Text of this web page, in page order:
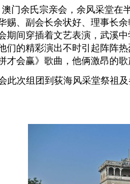
澳门余氏宗亲会，余风采堂在
赐、副会长余状好、理事长
期间穿插着文艺表演，武溪
们的精彩演出不时引起阵阵
才会赢》歌曲，他俩激昂的
此次组团到荻海风采堂祭祖